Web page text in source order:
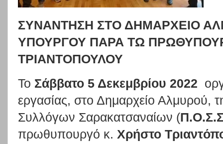
ΣΥΝΑΝΤΗΣΗ ΣΤΟ ΔΗΜΑΡΧΕΙΟ
ΥΠΟΥΡΓΟΥ ΠΑΡΑ ΤΩ
ΤΡΙΑΝΤΟΠΟΥΛΟΥ
Το Σάββατο 5 Δεκεμβρίου 2022
εργασίας, στο Δημαρχείο Αλμυρού,
Συλλόγων Σαρακατσαναίων (
πρωθυπουργό κ. Χρήστο